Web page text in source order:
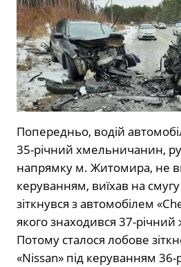
Попередньо, водій
35-річний хмельничанин,
напрямку м. Житомира, не
керуванням, виїхав на смугу
зіткнувся з автомобілем
якого знаходився 37-
Потому сталося лобове
«Nissan» під керуванням